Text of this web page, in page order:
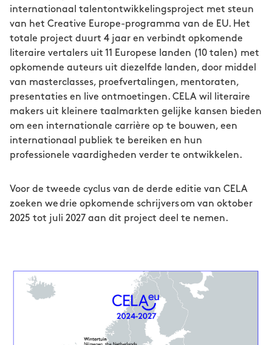
internationaal talentontwikkelingsproject met steun
van het Creative Europe-programma van de EU. Het
totale project duurt 4 jaar en verbindt opkomende
literaire vertalers uit 11 Europese landen (10 talen) met
opkomende auteurs uit diezelfde landen, door middel
van masterclasses, proefvertalingen, mentoraten,
presentaties en live ontmoetingen. CELA wil literaire
makers uit kleinere taalmarkten gelijke kansen bieden
om een internationale carrière op te bouwen, een
internationaal publiek te bereiken en hun
professionele vaardigheden verder te ontwikkelen.
Voor de tweede cyclus van de derde editie van CELA
zoeken we drie opkomende schrijvers om van oktober
2025 tot juli 2027 aan dit project deel te nemen.